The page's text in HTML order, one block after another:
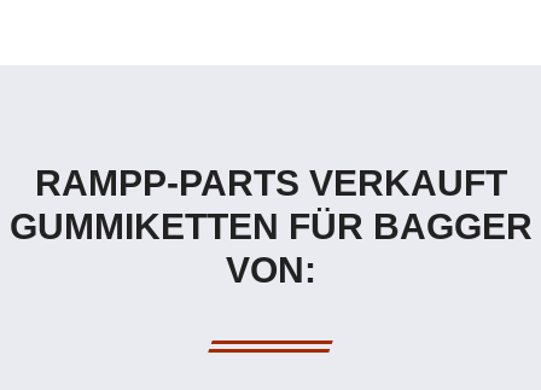
RAMPP-PARTS VERKAUFT
GUMMIKETTEN FÜR BAGGER
VON: